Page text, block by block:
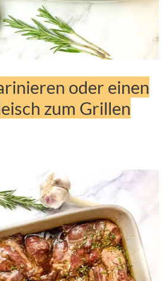
oder einen
zum Grillen